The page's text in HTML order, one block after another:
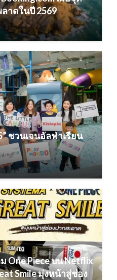
าดในปี 2569
ชวนเจนอัลฟ่าเรียน
One Piece บน Netflix
Smile มุ่งหน้าสู่ช่อง